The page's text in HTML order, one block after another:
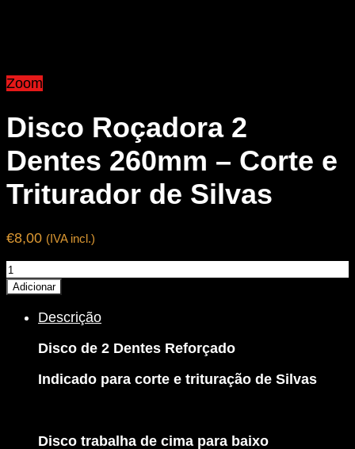
Zoom
Disco Roçadora 2
Dentes 260mm – Corte e
Triturador de Silvas
€8,00 (IVA incl.)
Quantidade
de
Roçadora
Dentes
Triturador
Adicionar
Descrição
Disco de 2 Dentes Reforçado
Indicado para corte e trituração de Silvas
Disco trabalha de cima para baixo